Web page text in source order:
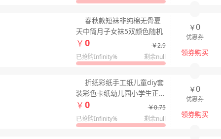
春秋款短袜非纯棉无骨夏
天中筒月子女袜5双颜色随机
￥ 0
￥2.9
已抢购Infinity%
剩余null
￥0
优惠券
领券购买
折纸彩纸手工纸儿童diy套
装彩色卡纸幼儿园小学生正
方形剪纸
￥ 0
￥0.75
已抢购Infinity%
剩余null
￥0
优惠券
领券购买